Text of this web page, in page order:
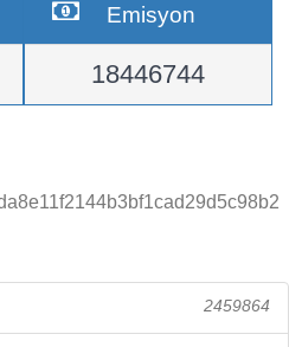
Emisyon
18446744
2459864